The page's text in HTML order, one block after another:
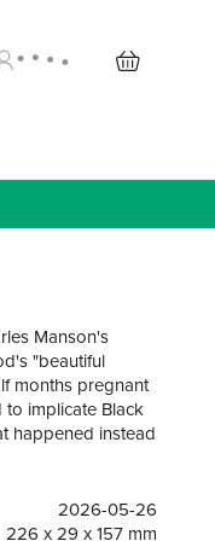
Manson's
"beautiful
months pregnant
implicate Black
happened instead
un-der
crime genre
of case
2026-05-26
226 x 29 x 157 mm